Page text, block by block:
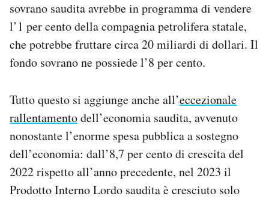
sovrano saudita avrebbe in programma di vendere
l’1 per cento della compagnia petrolifera statale,
che potrebbe fruttare circa 20 miliardi di dollari. Il
fondo sovrano ne possiede l’8 per cento.
Tutto questo si aggiunge anche all’eccezionale
rallentamentodell’economia saudita, avvenuto
nonostante l’enorme spesa pubblica a sostegno
dell’economia: dall’8,7 per cento di crescita del
2022 rispetto all’anno precedente, nel 2023 il
Prodotto Interno Lordo saudita è cresciuto solo